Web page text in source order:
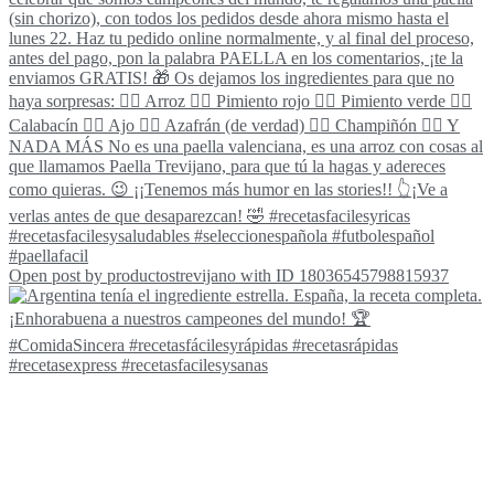
Open post by productostrevijano with ID 18036545798815937